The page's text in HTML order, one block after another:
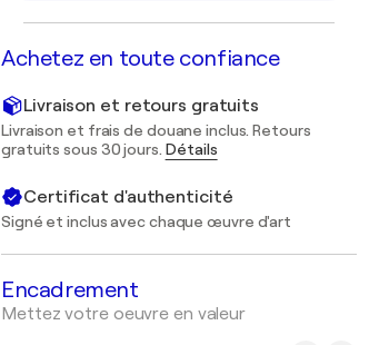
Achetez en toute confiance
Livraison et retours gratuits
Livraison et frais de douane inclus. Retours
gratuits sous 30 jours. Détails
Certificat d'authenticité
Signé et inclus avec chaque œuvre d'art
Encadrement
Mettez votre oeuvre en valeur